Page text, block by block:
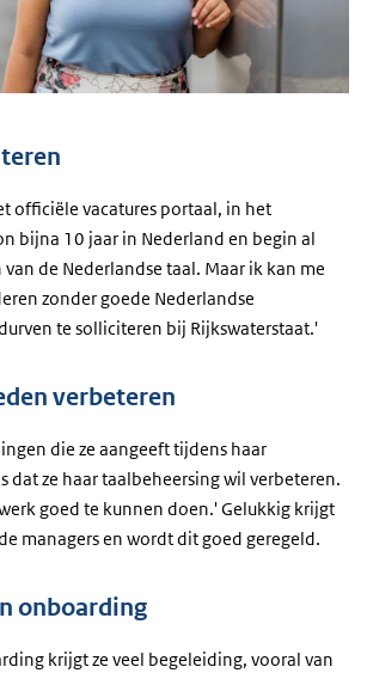
officiële vacatures portaal, in het
bijna 10 jaar in Nederland en begin al
de Nederlandse taal. Maar ik kan me
zonder goede Nederlandse
te solliciteren bij Rijkswaterstaat.'
verbeteren
die ze aangeeft tijdens haar
dat ze haar taalbeheersing wil verbeteren.
goed te kunnen doen.' Gelukkig krijgt
managers en wordt dit goed geregeld.
onboarding
krijgt ze veel begeleiding, vooral van